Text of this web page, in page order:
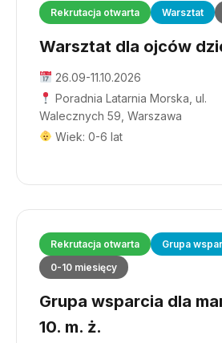
Rekrutacja otwarta Warsztat
Warsztat dla ojców
26.09-11.10.2026
Poradnia Latarnia Morska, ul.
Walecznych 59, Warszawa
Wiek: 0-6 lat
Rekrutacja otwarta
Grupa
0-10 miesięcy
Grupa wsparcia dla
10. m. ż.